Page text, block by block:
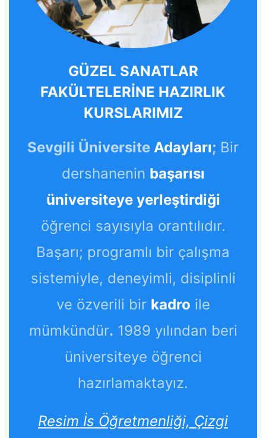
GÜZEL SANATLAR
FAKÜLTELERİNE HAZIRLIK
KURSLARIMIZ
Sevgili Üniversite Adayları; Bir
dershanenin başarısı
üniversiteye yerleştirdiği
öğrenci sayısıyla orantılıdır.
Başarı; programlı bir çalışma
sistemiyle, deneyimli, disiplinli
ve özverili bir kadro ile
mümkündür. 1989 yılından beri
üniversiteye öğrenci
hazırlamaktayız.
Resim İs Öğretmenliği, Çizgi